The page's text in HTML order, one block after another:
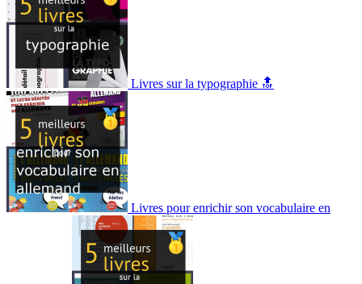
Livres sur la typographie 🔝
Livres pour enrichir son vocabulaire en